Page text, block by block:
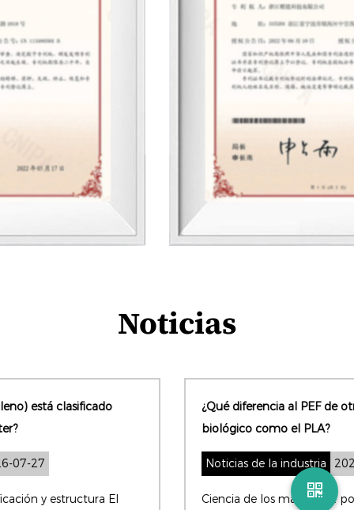
Noticias
¿Qué diferencia al PEF de otros poliésteres de origen
Noticias de la industria 2026-07-22
Ciencia de los materiales: polímeros de base biológica